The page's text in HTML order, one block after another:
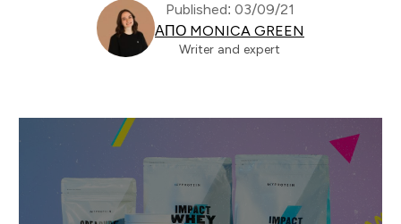
Published: 03/09/21
ΑΠΌ MONICA GREEN
Writer and expert